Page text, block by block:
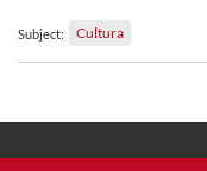
Subject: Cultura